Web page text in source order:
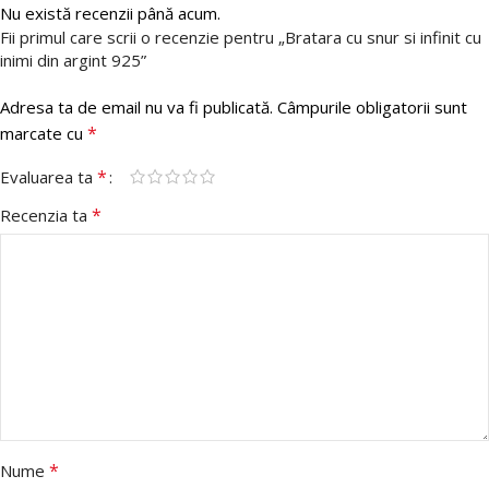
Nu există recenzii până acum.
Fii primul care scrii o recenzie pentru „Bratara cu snur si infinit cu
inimi din argint 925”
Adresa ta de email nu va fi publicată. Câmpurile obligatorii sunt
marcate cu *
Evaluarea ta *
Recenzia ta *
Nume *